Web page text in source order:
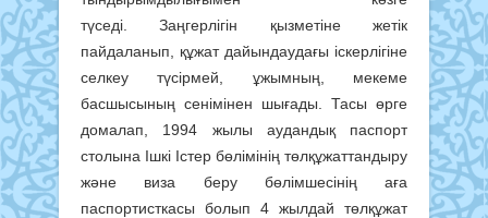
түседі.Заңгерлігін қызметіне жетік
пайдаланып, құжат дайындаудағы іскерлігіне
селкеу түсірмей, ұжымның, мекеме
басшысының сенімінен шығады. Тасы өрге
домалап, 1994 жылы аудандық паспорт
столына Ішкі Істер бөлімінің төлқұжаттандыру
және виза беру бөлімшесінің аға
паспортисткасы болып 4 жылдай төлқұжат